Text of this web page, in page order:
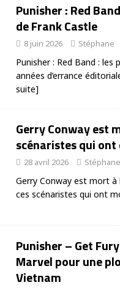
Punisher : Red
de Frank Castle
8 juin 2026 Stéphane
Punisher : Red Band :
années d’errance
suite]
Gerry Conway est
scénaristes qui
28 avril 2026 Stéphane
Gerry Conway est mort à
ces scénaristes qui ont
Punisher – Get
Marvel pour une
Vietnam